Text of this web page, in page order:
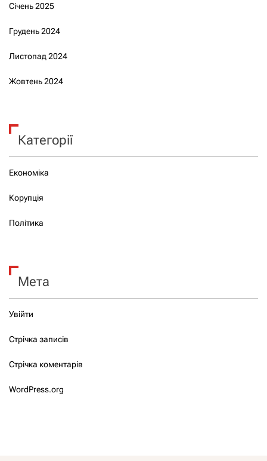
Січень 2025
Грудень 2024
Листопад 2024
Жовтень 2024
Категорії
Економіка
Корупція
Політика
Мета
Увійти
Стрічка записів
Стрічка коментарів
WordPress.org